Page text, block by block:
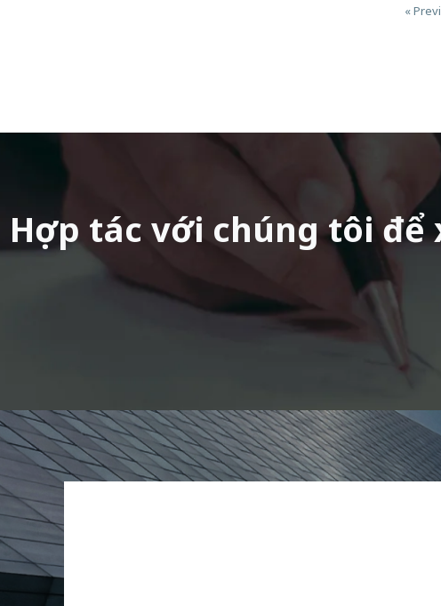
«
Hợp tác với chúng tôi